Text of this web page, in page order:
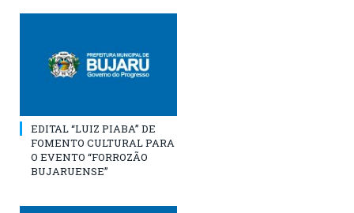
EDITAL “LUIZ PIABA” DE
FOMENTO CULTURAL PARA
O EVENTO “FORROZÃO
BUJARUENSE”